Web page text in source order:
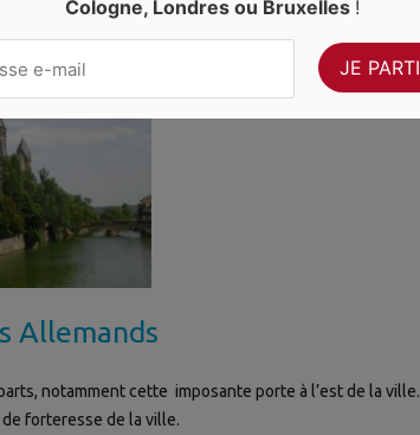
Allemands
notamment cette imposante porte à l’est de la ville.
forteresse de la ville.
Cologne, Londres ou Bruxelles !